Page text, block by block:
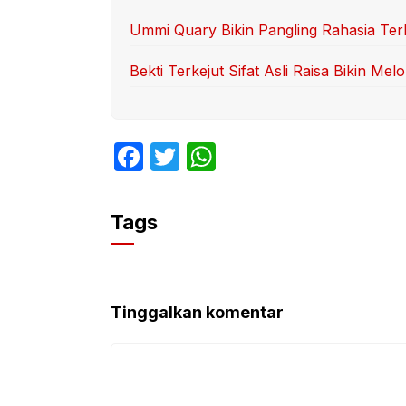
Ummi Quary Bikin Pangling Rahasia
Bekti Terkejut Sifat Asli Raisa Bikin
F
c
e
o
o
T
p
p
Tags
Tinggalkan komentar